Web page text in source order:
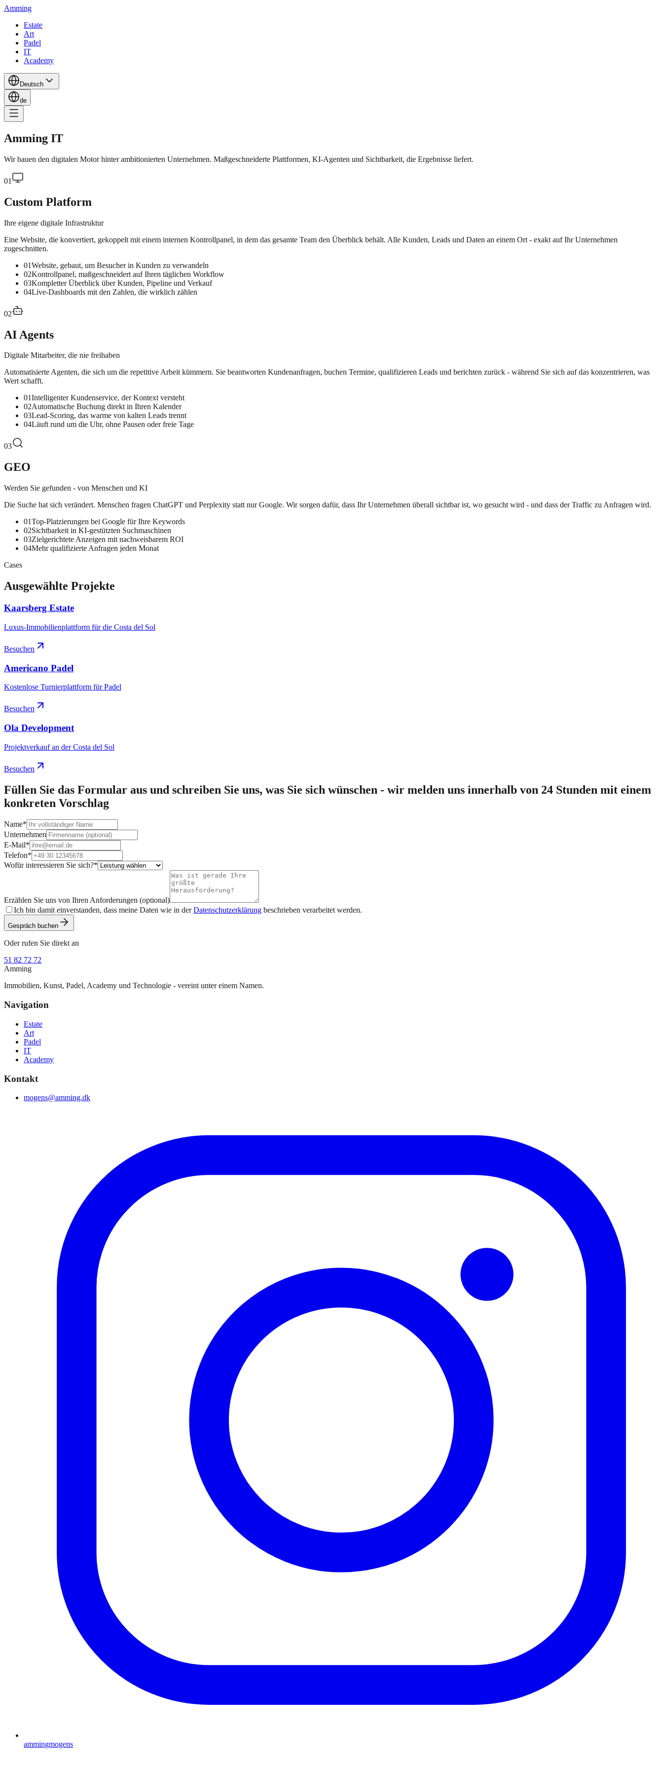
Amming
Estate
Art
Padel
IT
Academy
Deutsch
de
Amming IT
Wir bauen den digitalen Motor hinter ambitionierten Unternehmen. Maßgeschneiderte Plattformen, KI-Agenten und Sichtbarkeit, die Ergebnisse liefert.
01
Custom Platform
Ihre eigene digitale Infrastruktur
Eine Website, die konvertiert, gekoppelt mit einem internen Kontrollpanel, in dem das gesamte Team den Überblick behält. Alle Kunden, Leads und Daten an einem Ort - exakt auf Ihr Unternehmen
zugeschnitten.
01Website, gebaut, um Besucher in Kunden zu verwandeln
02Kontrollpanel, maßgeschneidert auf Ihren täglichen Workflow
03Kompletter Überblick über Kunden, Pipeline und Verkauf
04Live-Dashboards mit den Zahlen, die wirklich zählen
02
AI Agents
Digitale Mitarbeiter, die nie freihaben
Automatisierte Agenten, die sich um die repetitive Arbeit kümmern. Sie beantworten Kundenanfragen, buchen Termine, qualifizieren Leads und berichten zurück - während Sie sich auf das konzentrieren, was
Wert schafft.
01Intelligenter Kundenservice, der Kontext versteht
02Automatische Buchung direkt in Ihren Kalender
03Lead-Scoring, das warme von kalten Leads trennt
04Läuft rund um die Uhr, ohne Pausen oder freie Tage
03
GEO
Werden Sie gefunden - von Menschen und KI
Die Suche hat sich verändert. Menschen fragen ChatGPT und Perplexity statt nur Google. Wir sorgen dafür, dass Ihr Unternehmen überall sichtbar ist, wo gesucht wird - und dass der Traffic zu Anfragen wird.
01Top-Platzierungen bei Google für Ihre Keywords
02Sichtbarkeit in KI-gestützten Suchmaschinen
03Zielgerichtete Anzeigen mit nachweisbarem ROI
04Mehr qualifizierte Anfragen jeden Monat
Cases
Ausgewählte Projekte
Kaarsberg Estate
Luxus-Immobilienplattform für die Costa del Sol
Besuchen
Americano Padel
Kostenlose Turnierplattform für Padel
Besuchen
Ola Development
Projektverkauf an der Costa del Sol
Besuchen
Füllen Sie das Formular aus und schreiben Sie uns, was Sie sich wünschen - wir melden uns innerhalb von 24 Stunden mit einem
konkreten Vorschlag
Name*
Unternehmen
E-Mail*
Telefon*
Wofür interessieren Sie sich?*
Erzählen Sie uns von Ihren Anforderungen (optional)
Ich bin damit einverstanden, dass meine Daten wie in derDatenschutzerklärung beschrieben verarbeitet werden.
Gespräch buchen
Oder rufen Sie direkt an
51 82 72 72
Amming
Immobilien, Kunst, Padel, Academy und Technologie - vereint unter einem Namen.
Navigation
Estate
Art
Padel
IT
Academy
Kontakt
mogens@amming.dk
ammingmogens